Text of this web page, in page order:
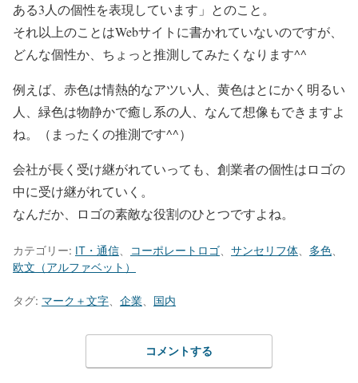
ある3人の個性を表現しています」とのこと。
それ以上のことはWebサイトに書かれていないのですが、
どんな個性か、ちょっと推測してみたくなります^^
例えば、赤色は情熱的なアツい人、黄色はとにかく明るい
人、緑色は物静かで癒し系の人、なんて想像もできますよ
ね。（まったくの推測です^^）
会社が長く受け継がれていっても、創業者の個性はロゴの
中に受け継がれていく。
なんだか、ロゴの素敵な役割のひとつですよね。
カテゴリー: IT・通信 コーポレートロゴ サンセリフ体 多色
欧文（アルファベット）
タグ: マーク＋文字 企業 国内
コメントする